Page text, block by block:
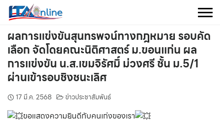
Skip
content
ผลการแข่งขันสุนทรพจน์ทางกฎหมาย รอบคัด
เลือก จัดโดยคณะนิติศาสตร์ ม.ขอนแก่น ผล
การแข่งขัน น.ส.เขมจิรัศมิ์ ม่วงศรี ชั้น ม.5/1
ผ่านเข้ารอบชิงชนะเลิศ
17 มี.ค. 2568 ข่าวประชาสัมพันธ์
ขอแสดงความยินดีกับคนเก่งของเรา